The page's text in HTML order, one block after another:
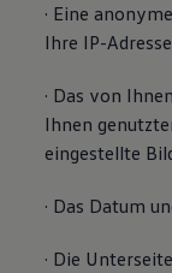
· Eine
Ihre IP-
· Das von
Ihnen
eingestellte
· Das Datum
· Die